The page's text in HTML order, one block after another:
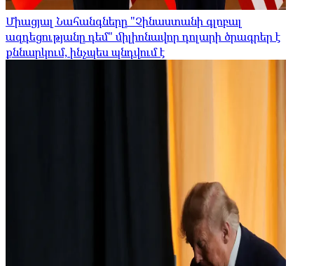
Միացյալ Նահանգները "Չինաստանի գլոբալ
ազդեցությանը դեմ" միլիոնավոր դոլարի ծրագրեր է
քննարկում, ինչպես պնդվում է